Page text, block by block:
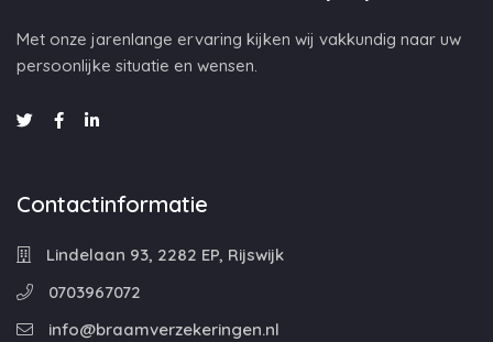
Met onze jarenlange ervaring kijken wij vakkundig naar uw
persoonlijke situatie en wensen.
Contactinformatie
Lindelaan 93, 2282 EP, Rijswijk
0703967072
info@braamverzekeringen.nl